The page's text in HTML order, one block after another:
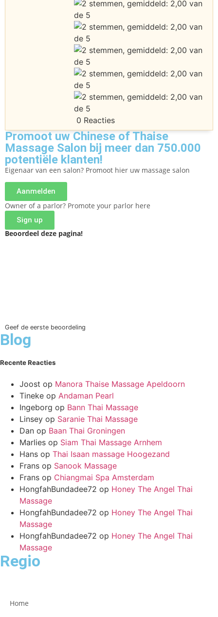
0 Reacties
Promoot uw Chinese of Thaise
Massage Salon bij meer dan 750.000
potentiële klanten!
Eigenaar van een salon? Promoot hier uw massage salon
Aanmelden
Owner of a parlor? Promote your parlor here
Sign up
Beoordeel deze pagina!
Geef de eerste beoordeling
Blog
Recente Reacties
Joost op Manora Thaise Massage Apeldoorn
Tineke op Andaman Pearl
Ingeborg op Bann Thai Massage
Linsey op Saranie Thai Massage
Dan op Baan Thai Groningen
Marlies op Siam Thai Massage Arnhem
Hans op Thai Isaan massage Hoogezand
Frans op Sanook Massage
Frans op Chiangmai Spa Amsterdam
HongfahBundadee72 op Honey The Angel Thai
Massage
HongfahBundadee72 op Honey The Angel Thai
Massage
HongfahBundadee72 op Honey The Angel Thai
Massage
Regio
Home